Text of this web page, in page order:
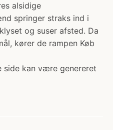
alsidige
springer straks ind i
og suser afsted. Da
kører de rampen Køb
side kan være genereret